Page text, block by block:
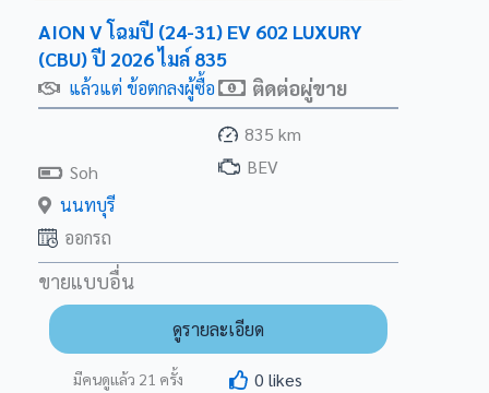
AION V โฉมปี (24-31) EV 602 LUXURY
(CBU) ปี 2026 ไมล์ 835
แล้วแต่ ข้อตกลงผู้ซื้อ ติดต่อผู่ขาย
835 km
Soh
BEV
นนทบุรี
ออกรถ
ขายแบบอื่น
ดูรายละเอียด
มีคนดูแล้ว 21 ครั้ง 0 likes